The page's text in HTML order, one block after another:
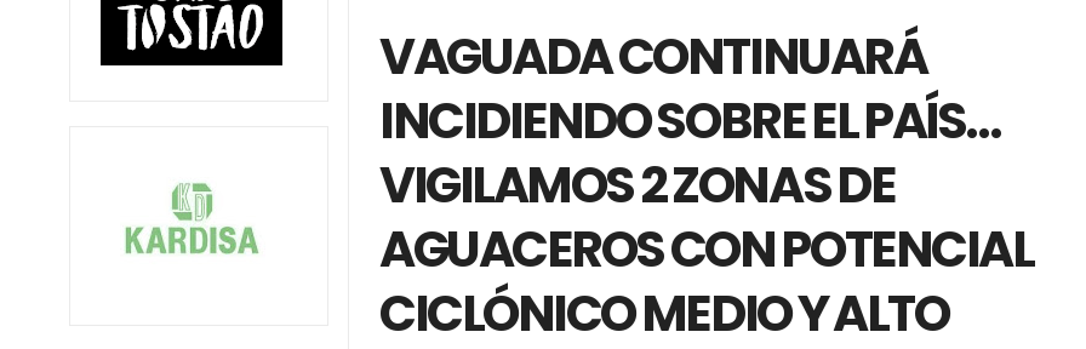
VAGUADA CONTINUARÁ
INCIDIENDO SOBRE EL PAÍS…
VIGILAMOS 2 ZONAS DE
AGUACEROS CON POTENCIAL
CICLÓNICO MEDIO Y ALTO